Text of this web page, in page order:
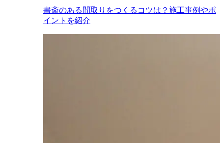
書斎のある間取りをつくるコツは？施工事例やポ
イントを紹介